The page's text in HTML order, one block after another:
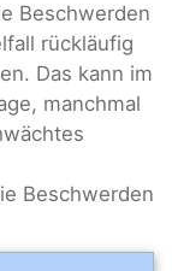
Beschwerden
rückläufig
Das kann im
manchmal
Beschwerden